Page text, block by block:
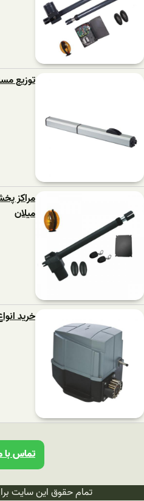
توزیع
مراکز
میلان
خرید
تماس با
تمام حقوق این سایت